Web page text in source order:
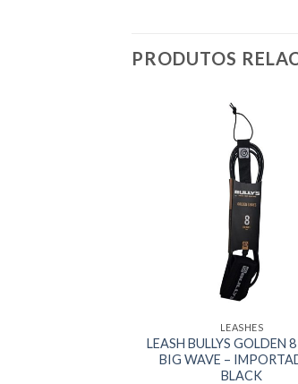
PRODUTOS
LEASHES
LEASH BULLYS GOLDEN
BIG WAVE –
BLACK